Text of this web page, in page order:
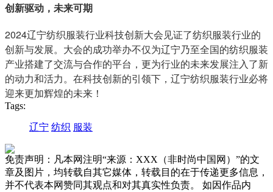
创新驱动，未来可期
2024辽宁纺织服装行业科技创新大会见证了纺织服装行业的
创新与发展。大会的成功举办不仅为辽宁乃至全国的纺织服装
产业搭建了交流与合作的平台，更为行业的未来发展注入了新
的动力和活力。在科技创新的引领下，辽宁纺织服装行业必将
迎来更加辉煌的未来！
Tags:
辽宁 纺织 服装
免责声明：凡本网注明“来源：XXX（非时尚中国网）”的文
章及图片，均转载自其它媒体，转载目的在于传递更多信息，
并不代表本网赞同其观点和对其真实性负责。 如因作品内